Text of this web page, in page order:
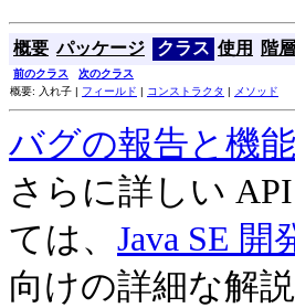
概要 パッケージ クラス 使用 階
前のクラス 次のクラス
概要: 入れ子 | フィールド コンストラクタ メソッド
バグの報告と機
さらに詳しい
ては、 Java SE
向けの詳細な解